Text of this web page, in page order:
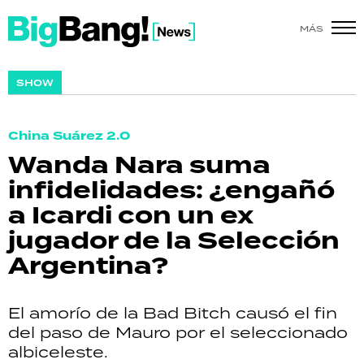
MÁS
SHOW
China Suárez 2.0
Wanda Nara suma
infidelidades: ¿engañó
a Icardi con un ex
jugador de la Selección
Argentina?
El amorío de la Bad Bitch causó el fin
del paso de Mauro por el seleccionado
albiceleste.
SHOW
ACTUALIDAD
POLICIALES
ECONOMÍA
GRAN HERMANO
SALUD
DEPORTES